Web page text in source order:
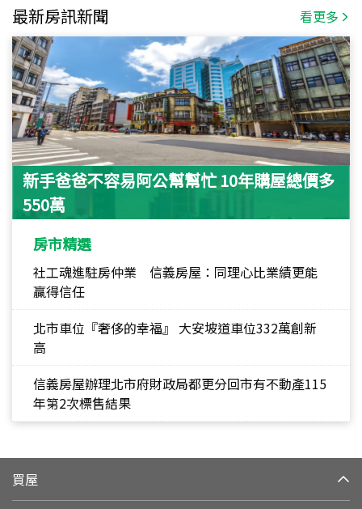
最新房訊新聞 看更多
新手爸爸不容易阿公幫幫忙 10年購屋總價多
550萬
房市精選
社工魂進駐房仲業 信義房屋：同理心比業績更能
贏得信任
北市車位『奢侈的幸福』 大安坡道車位332萬創新
高
信義房屋辦理北市府財政局都更分回市有不動產115
年第2次標售結果
買屋